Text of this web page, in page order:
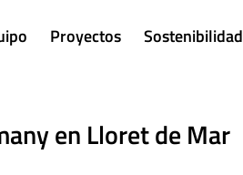
Proyectos Sostenibilidad
en Lloret de Mar